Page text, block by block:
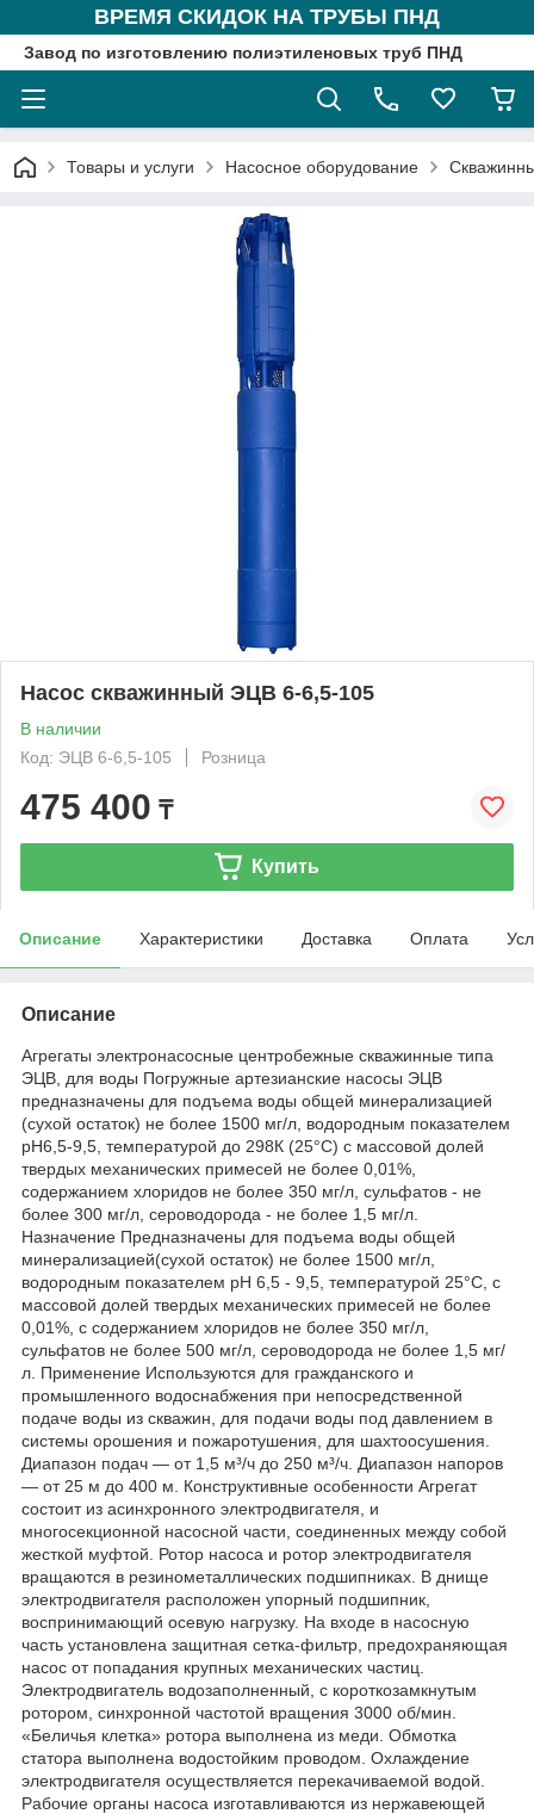
ВРЕМЯ СКИДОК НА ТРУБЫ ПНД
Завод по изготовлению полиэтиленовых труб ПНД
Товары и услуги Насосное оборудование
Насос скважинный ЭЦВ 6-6,5-105
В наличии
Код: ЭЦВ 6-6,5-105
Розница
475 400 ₸
Купить
Описание Характеристики Доставка Оплата
Описание
Агрегаты электронасосные центробежные скважинные типа
ЭЦВ, для воды Погружные артезианские насосы ЭЦВ
предназначены для подъема воды общей минерализацией
(сухой остаток) не более 1500 мг/л, водородным показателем
рН6,5-9,5, температурой до 298К (25°С) с массовой долей
твердых механических примесей не более 0,01%,
содержанием хлоридов не более 350 мг/л, сульфатов - не
более 300 мг/л, сероводорода - не более 1,5 мг/л.
Назначение Предназначены для подъема воды общей
минерализацией(сухой остаток) не более 1500 мг/л,
водородным показателем рН 6,5 - 9,5, температурой 25°С, с
массовой долей твердых механических примесей не более
0,01%, с содержанием хлоридов не более 350 мг/л,
сульфатов не более 500 мг/л, сероводорода не более 1,5 мг/
л. Применение Используются для гражданского и
промышленного водоснабжения при непосредственной
подаче воды из скважин, для подачи воды под давлением в
системы орошения и пожаротушения, для шахтоосушения.
Диапазон подач — от 1,5 м³/ч до 250 м³/ч. Диапазон напоров
— от 25 м до 400 м. Конструктивные особенности Агрегат
состоит из асинхронного электродвигателя, и
многосекционной насосной части, соединенных между собой
жесткой муфтой. Ротор насоса и ротор электродвигателя
вращаются в резинометаллических подшипниках. В днище
электродвигателя расположен упорный подшипник,
воспринимающий осевую нагрузку. На входе в насосную
часть установлена защитная сетка-фильтр, предохраняющая
насос от попадания крупных механических частиц.
Электродвигатель водозаполненный, с короткозамкнутым
ротором, синхронной частотой вращения 3000 об/мин.
«Беличья клетка» ротора выполнена из меди. Обмотка
статора выполнена водостойким проводом. Охлаждение
электродвигателя осуществляется перекачиваемой водой.
Рабочие органы насоса изготавливаются из нержавеющей